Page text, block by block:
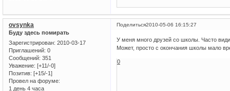
Поделиться2010-05-06 16:15:27
ovsynka
Буду здесь помирать
Зарегистрирован: 2010-03-17
Приглашений: 0
Сообщений: 351
Уважение: [+11/-0]
Позитив: [+15/-1]
Провел на форуме:
1 день 4 часа
У меня много друзей со школы. Часто
Может, просто с окончания школы мало
0